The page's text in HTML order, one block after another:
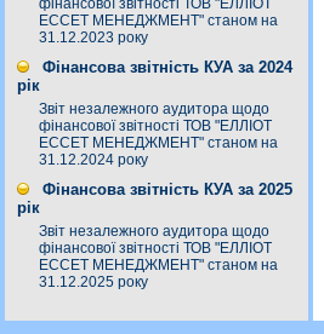
фінансової звітності ТОВ "ЕЛЛІОТ
ЕССЕТ МЕНЕДЖМЕНТ" станом на
31.12.2023 року
Фінансова звітність КУА за 2024
рік
Звіт незалежного аудитора щодо
фінансової звітності ТОВ "ЕЛЛІОТ
ЕССЕТ МЕНЕДЖМЕНТ" станом на
31.12.2024 року
Фінансова звітність КУА за 2025
рік
Звіт незалежного аудитора щодо
фінансової звітності ТОВ "ЕЛЛІОТ
ЕССЕТ МЕНЕДЖМЕНТ" станом на
31.12.2025 року